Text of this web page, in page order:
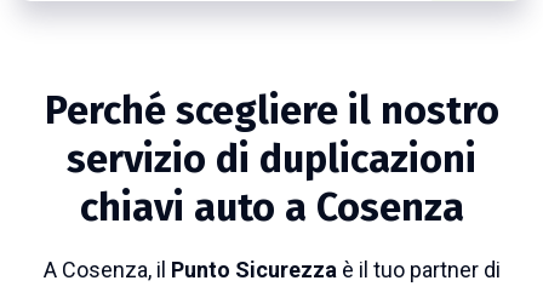
Perché scegliere il nostro
servizio di duplicazioni
chiavi auto a Cosenza
A Cosenza, il Punto Sicurezza è il tuo partner di